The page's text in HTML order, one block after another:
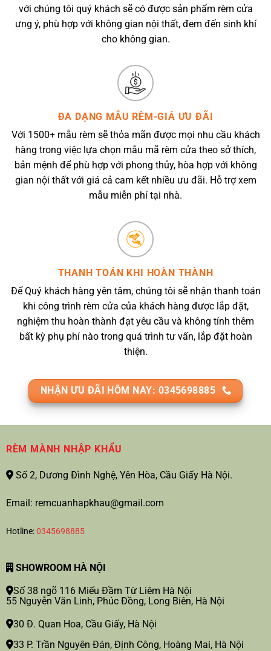
với chúng tôi quý khách sẽ có được sản phẩm rèm cửa
ưng ý, phù hợp với không gian nội thất, đem đến sinh khí
cho không gian.
ĐA DẠNG MẪU RÈM-GIÁ ƯU ĐÃI
Với 1500+ mẫu rèm sẽ thỏa mãn được mọi nhu cầu khách
hàng trong việc lựa chọn mẫu mã rèm cửa theo sở thích,
bản mệnh để phù hợp với phong thủy, hòa hợp với không
gian nội thất với giá cả cam kết nhiều ưu đãi. Hỗ trợ xem
mẫu miễn phí tại nhà.
THANH TOÁN KHI HOÀN THÀNH
Để Quý khách hàng yên tâm, chúng tôi sẽ nhận thanh toán
khi công trình rèm cửa của khách hàng được lắp đặt,
nghiệm thu hoàn thành đạt yêu cầu và không tính thêm
bất kỳ phụ phí nào trong quá trình tư vấn, lắp đặt hoàn
thiện.
NHẬN ƯU ĐÃI HÔM NAY: 0345698885
RÈM MÀNH NHẬP KHẨU
Số 2, Dương Đình Nghệ, Yên Hòa, Cầu Giấy Hà Nội.
Email: remcuanhapkhau@gmail.com
Hotline:0345698885
SHOWROOM HÀ NỘI
Số 38 ngõ 116 Miếu Đầm Từ Liêm Hà Nội
55 Nguyễn Văn Linh, Phúc Đồng, Long Biên, Hà Nội
30 Đ. Quan Hoa, Cầu Giấy, Hà Nội
33 P. Trần Nguyên Đán, Định Công, Hoàng Mai, Hà Nội